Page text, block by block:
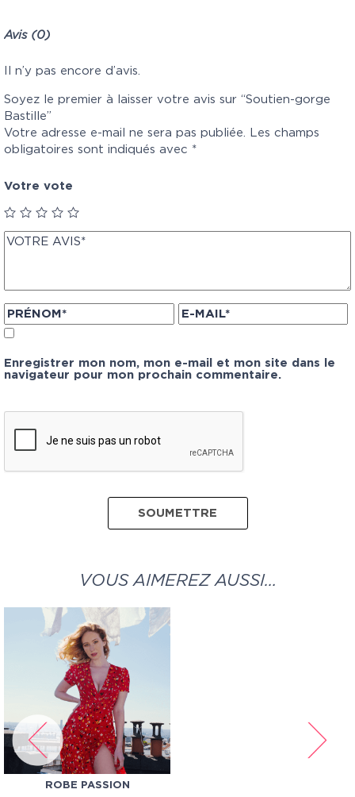
Avis (0)
Il n’y pas encore d’avis.
Soyez le premier à laisser votre avis sur “Soutien-gorge
Bastille”
Votre adresse e-mail ne sera pas publiée. Les champs
obligatoires sont indiqués avec *
Votre vote
Enregistrer mon nom, mon e-mail et mon site dans le
navigateur pour mon prochain commentaire.
VOUS AIMEREZ AUSSI…
ROBE PASSION